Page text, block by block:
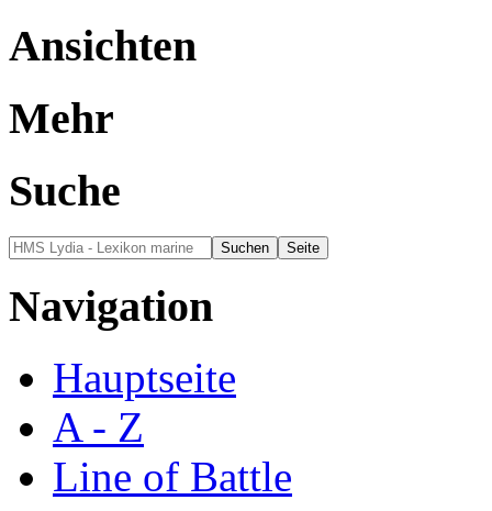
Ansichten
Mehr
Suche
Navigation
Hauptseite
A - Z
Line of Battle